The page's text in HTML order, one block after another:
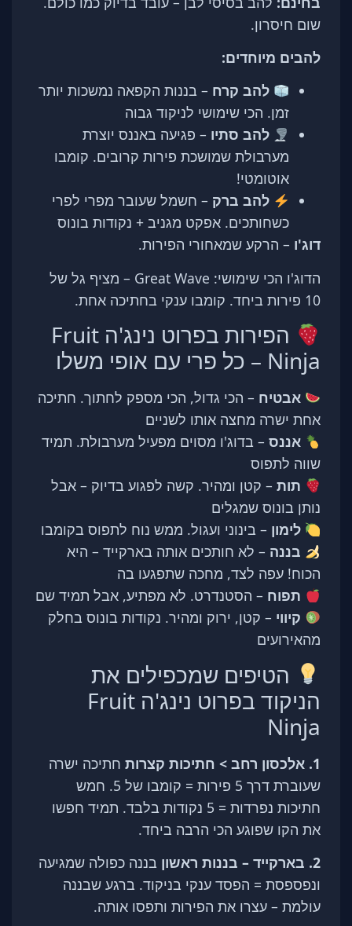
שום חיסרון.
להבים מיוחדים:
להב קרח – בננות הקפאה נמשכות יותר
זמן. הכי שימושי לניקוד גבוה
להב סתיו – פגיעה באננס יוצרת
מערבולת שמושכת פירות קרובים. קומבו
אוטומטי!
להב ברק – חשמל שעובר מפרי לפרי
כשחותכים. אפקט מגניב + נקודות בונוס
דוג'ו – הרקע שמאחורי הפירות.
הדוג'ו הכי שימושי: Great Wave – מציף גל של
10 פירות ביחד. קומבו ענקי בחתיכה אחת.
הפירות בפרוט נינג'ה Fruit
Ninja – כל פרי עם אופי משלו
אבטיח – הכי גדול, הכי מספק לחתוך. חתיכה
אחת ישרה מחצה אותו לשניים
אננס – בדוג'ו מסוים מפעיל מערבולת. תמיד
שווה לתפוס
תות – קטן ומהיר. קשה לפגוע בדיוק – אבל
נותן בונוס שמגלים
לימון – בינוני ועגול. ממש נוח לתפוס בקומבו
בננה – לא חותכים אותה בארקייד – היא
הכוח! עפה לצד, מחכה שתפגעו בה
תפוח – הסטנדרט. לא מפתיע, אבל תמיד שם
קיווי – קטן, ירוק ומהיר. נקודות בונוס בחלק
מהאירועים
הטיפים שמכפילים את
הניקוד בפרוט נינג'ה Fruit
Ninja
1. אלכסון רחב > חתיכות קצרות
חתיכה ישרה
שעוברת דרך 5 פירות = קומבו של 5. חמש
חתיכות נפרדות = 5 נקודות בלבד. תמיד חפשו
את הקו שפוגע הכי הרבה ביחד.
2. בארקייד – בננות ראשון
בננה כפולה שמגיעה
ונפספסת = הפסד ענקי בניקוד. ברגע שבננה
עולמת – עצרו את הפירות ותפסו אותה.